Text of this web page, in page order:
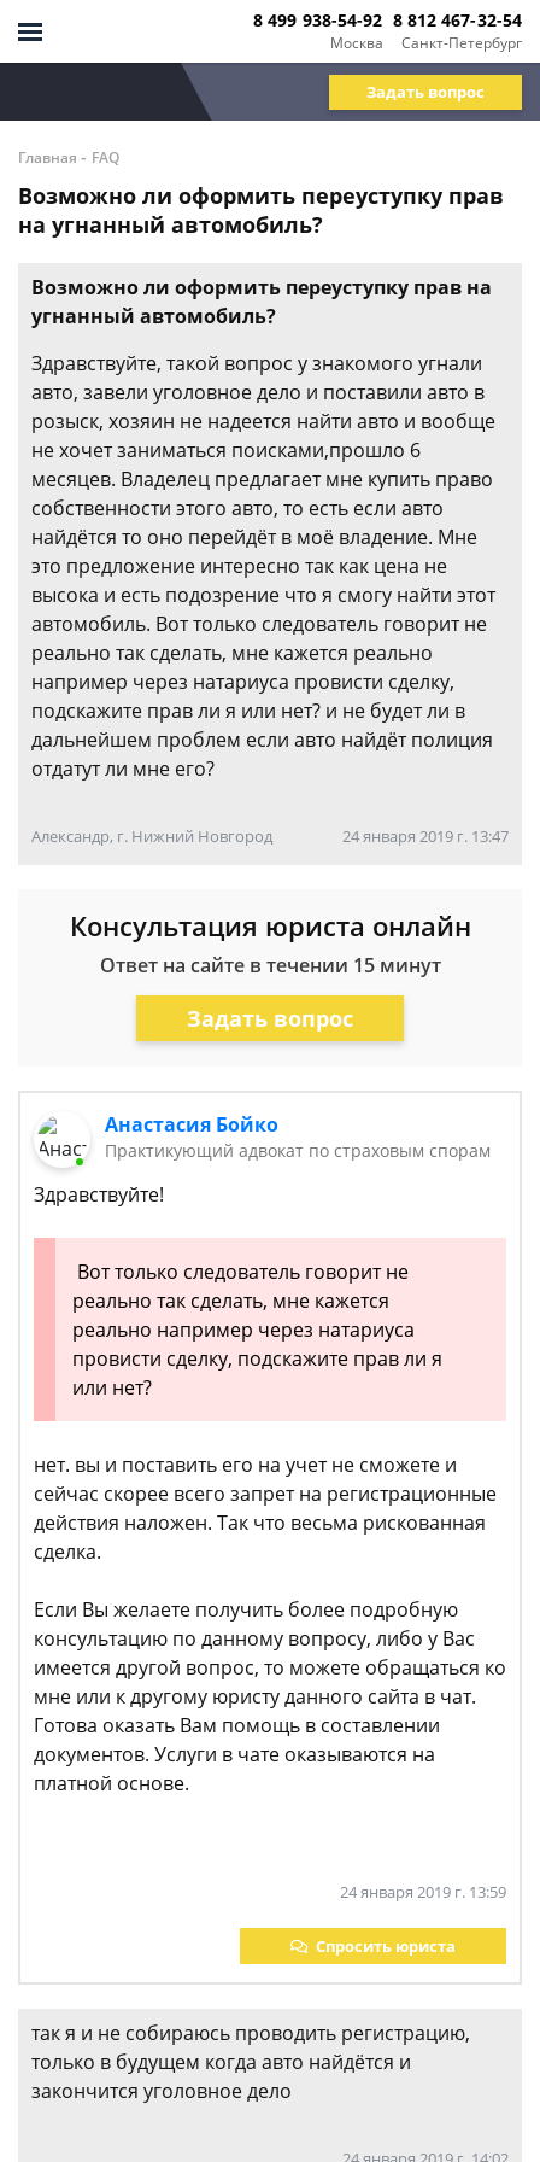
Москва
8 499 938-54-92
Санкт-Петербург
8 812 467-32-54
Задать вопрос
Главная - FAQ
Возможно ли оформить переуступку прав
на угнанный автомобиль?
Возможно ли оформить переуступку прав на
угнанный автомобиль?
Здравствуйте, такой вопрос у знакомого угнали
авто, завели уголовное дело и поставили авто в
розыск, хозяин не надеется найти авто и вообще
не хочет заниматься поисками,прошло 6
месяцев. Владелец предлагает мне купить право
собственности этого авто, то есть если авто
найдётся то оно перейдёт в моё владение. Мне
это предложение интересно так как цена не
высока и есть подозрение что я смогу найти этот
автомобиль. Вот только следователь говорит не
реально так сделать, мне кажется реально
например через натариуса провисти сделку,
подскажите прав ли я или нет? и не будет ли в
дальнейшем проблем если авто найдёт полиция
отдатут ли мне его?
Александр, г. Нижний Новгород 24 января 2019 г. 13:47
Консультация юриста онлайн
Ответ на сайте в течении 15 минут
Задать вопрос
Анастасия Бойко
Практикующий адвокат по страховым спорам
Здравствуйте!
Вот только следователь говорит не
реально так сделать, мне кажется
реально например через натариуса
провисти сделку, подскажите прав ли я
или нет?
нет. вы и поставить его на учет не сможете и
сейчас скорее всего запрет на регистрационные
действия наложен. Так что весьма рискованная
сделка.
Если Вы желаете получить более подробную
консультацию по данному вопросу, либо у Вас
имеется другой вопрос, то можете обращаться ко
мне или к другому юристу данного сайта в чат.
Готова оказать Вам помощь в составлении
документов. Услуги в чате оказываются на
платной основе.
24 января 2019 г. 13:59
Спросить юриста
так я и не собираюсь проводить регистрацию,
только в будущем когда авто найдётся и
закончится уголовное дело